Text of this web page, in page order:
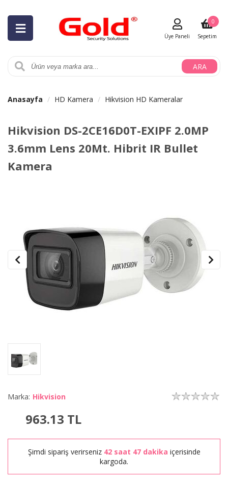
ARA
Üye Paneli Sepetim
0
Anasayfa HD Kamera Hikvision HD Kameralar
Hikvision DS-2CE16D0T-EXIPF 2.0MP
3.6mm Lens 20Mt. Hibrit IR Bullet
Kamera
Marka: Hikvision
963.13 TL
Şimdi sipariş verirseniz 42 saat 47 dakika içerisinde
kargoda.